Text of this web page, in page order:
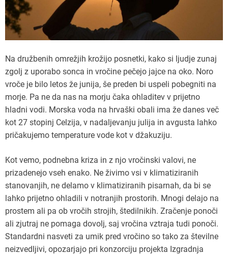
Na družbenih omrežjih krožijo posnetki, kako si ljudje zunaj
zgolj z uporabo sonca in vročine pečejo jajce na oko. Noro
vroče je bilo letos že junija, še preden bi uspeli pobegniti na
morje. Pa ne da nas na morju čaka ohladitev v prijetno
hladni vodi. Morska voda na hrvaški obali ima že danes več
kot 27 stopinj Celzija, v nadaljevanju julija in avgusta lahko
pričakujemo temperature vode kot v džakuziju.
Kot vemo, podnebna kriza in z njo vročinski valovi, ne
prizadenejo vseh enako. Ne živimo vsi v klimatiziranih
stanovanjih, ne delamo v klimatiziranih pisarnah, da bi se
lahko prijetno ohladili v notranjih prostorih. Mnogi delajo na
prostem ali pa ob vročih strojih, štedilnikih. Zračenje ponoči
ali zjutraj ne pomaga dovolj, saj vročina vztraja tudi ponoči.
Standardni nasveti za umik pred vročino so tako za številne
neizvedljivi, opozarjajo pri konzorciju projekta Izgradnja